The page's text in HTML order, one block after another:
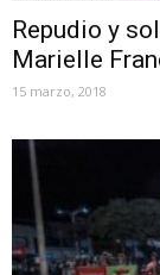
Repudio y
Marielle
15 marzo, 2018